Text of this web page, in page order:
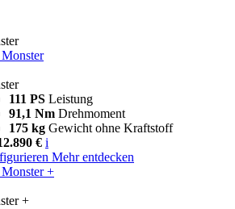
Monster
111 PS Leistung
91,1 Nm Drehmoment
175 kg Gewicht ohne Kraftstoff
€ i
Mehr entdecken
Monster +
+